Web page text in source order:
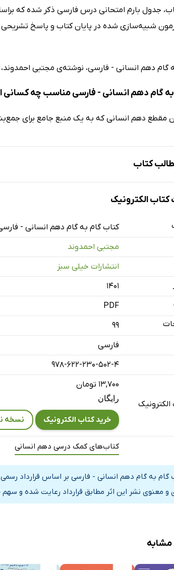
جدول بارم امتحانی درس فارسی ذکر شده که
شبیه‌سازی شده در پایان کتاب و پاسخ تشریحی
گام دهم انسانی - فارسی، نوشته‌ی مجتبی
گام دهم انسانی - فارسی مناسب چه
مقطع دهم انسانی که به یک منبع جامع برای
کتاب
کردگار
خرد
همای رحمت
الکترونیک
کتاب گام به گام دهم انسانی -
مجتبی احمدوند
انتشارات خیلی سبز
۱۴۰۱
PDF
99
فارسی
978-622-230-502-4
۱۳,۷۰۰ تومان
رایگان
خرید کتاب الکترونیک نسخه
کتاب‌های کمک درسی دهم انسانی
گام به گام دهم انسانی - فارسی بر اساس قرارداد
و معنوی نشر این اثر مطابق قرارداد رعایت شده و